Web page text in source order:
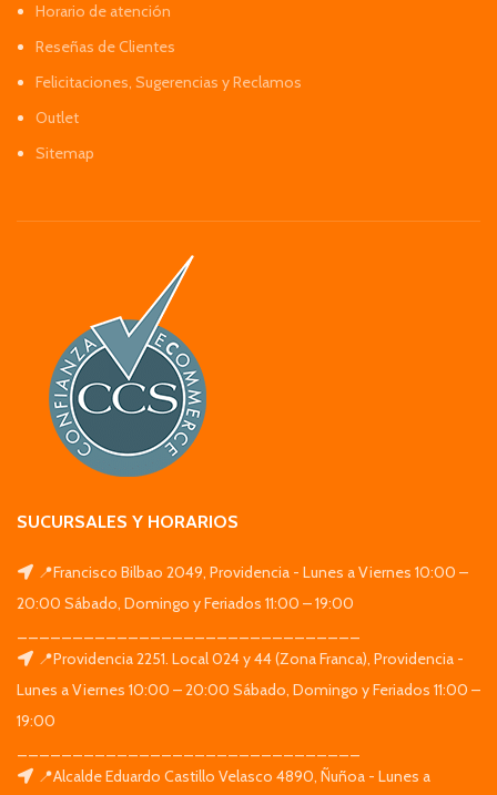
Horario de atención
Reseñas de Clientes
Felicitaciones, Sugerencias y Reclamos
Outlet
Sitemap
SUCURSALES Y HORARIOS
📍Francisco Bilbao 2049, Providencia - Lunes a Viernes 10:00 –
20:00 Sábado, Domingo y Feriados 11:00 – 19:00
📍Providencia 2251. Local 024 y 44 (Zona Franca), Providencia -
Lunes a Viernes 10:00 – 20:00 Sábado, Domingo y Feriados 11:00 –
19:00
📍Alcalde Eduardo Castillo Velasco 4890, Ñuñoa - Lunes a